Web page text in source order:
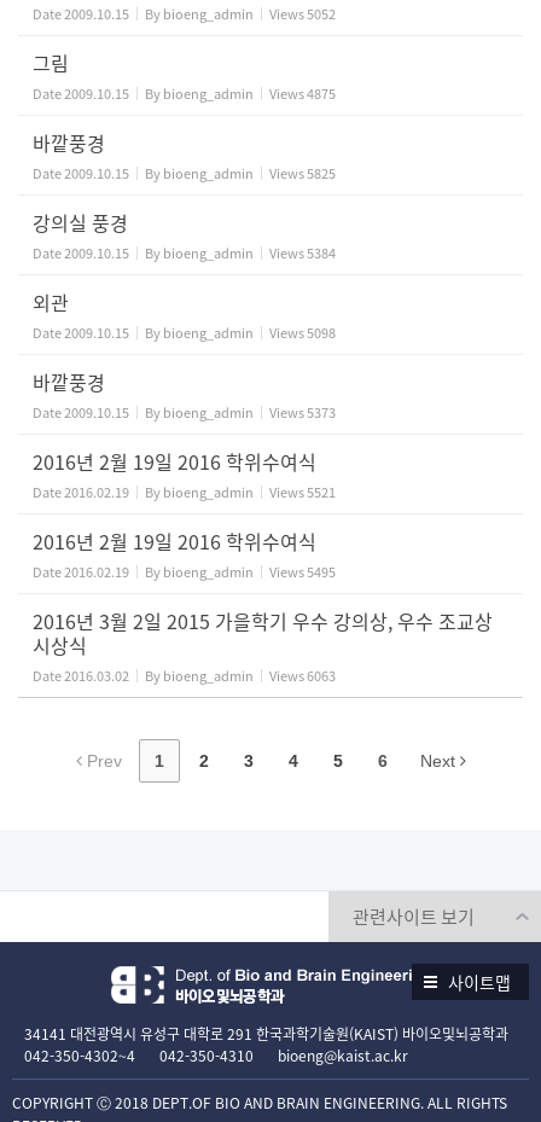
Date2009.10.15 Bybioeng_admin Views5052
그림
Date2009.10.15 Bybioeng_admin Views4875
바깥풍경
Date2009.10.15 Bybioeng_admin Views5825
강의실 풍경
Date2009.10.15 Bybioeng_admin Views5384
외관
Date2009.10.15 Bybioeng_admin Views5098
바깥풍경
Date2009.10.15 Bybioeng_admin Views5373
2016년 2월 19일 2016 학위수여식
Date2016.02.19 Bybioeng_admin Views5521
2016년 2월 19일 2016 학위수여식
Date2016.02.19 Bybioeng_admin Views5495
2016년 3월 2일 2015 가을학기 우수 강의상, 우수 조교상
시상식
Date2016.03.02 Bybioeng_admin Views6063
Prev 1 2 3 4 5 6 Next
사이트맵
34141 대전광역시 유성구 대학로 291 한국과학기술원(KAIST) 바이오및뇌공학과
042-350-4302~4
042-350-4310 bioeng@kaist.ac.kr
COPYRIGHT Ⓒ 2018 DEPT.OF BIO AND BRAIN ENGINEERING. ALL RIGHTS